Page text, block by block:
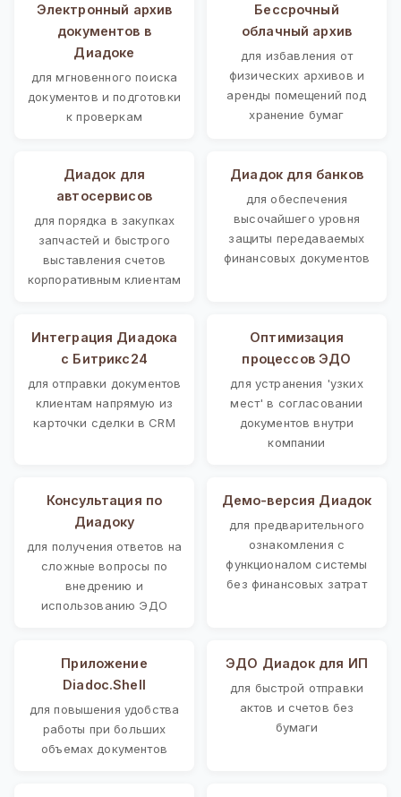
Электронный архив
документов в
Диадоке
для мгновенного поиска
документов и подготовки
к проверкам
Бессрочный
облачный архив
для избавления от
физических архивов и
аренды помещений под
хранение бумаг
Диадок для
автосервисов
для порядка в закупках
запчастей и быстрого
выставления счетов
корпоративным клиентам
Диадок для банков
для обеспечения
высочайшего уровня
защиты передаваемых
финансовых документов
Интеграция Диадока
с Битрикс24
для отправки документов
клиентам напрямую из
карточки сделки в CRM
Оптимизация
процессов ЭДО
для устранения 'узких
мест' в согласовании
документов внутри
компании
Консультация по
Диадоку
для получения ответов на
сложные вопросы по
внедрению и
использованию ЭДО
Демо-версия Диадок
для предварительного
ознакомления с
функционалом системы
без финансовых затрат
Приложение
Diadoc.Shell
для повышения удобства
работы при больших
объемах документов
ЭДО Диадок для ИП
для быстрой отправки
актов и счетов без
бумаги